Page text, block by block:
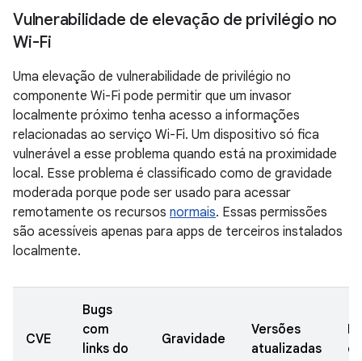
Vulnerabilidade de elevação de privilégio no
Wi-Fi
Uma elevação de vulnerabilidade de privilégio no
componente Wi-Fi pode permitir que um invasor
localmente próximo tenha acesso a informações
relacionadas ao serviço Wi-Fi. Um dispositivo só fica
vulnerável a esse problema quando está na proximidade
local. Esse problema é classificado como de gravidade
moderada porque pode ser usado para acessar
remotamente os recursos normais. Essas permissões
são acessíveis apenas para apps de terceiros instalados
localmente.
CVE
Bugs
com
links do
Gravidade
Versões
atualizadas